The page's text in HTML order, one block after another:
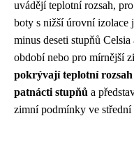
uvádějí teplotní rozsah,
boty s nižší úrovní izolace
minus deseti stupňů
období nebo pro mírnější
pokrývají teplotní
patnácti stupňů a
zimní podmínky ve střední